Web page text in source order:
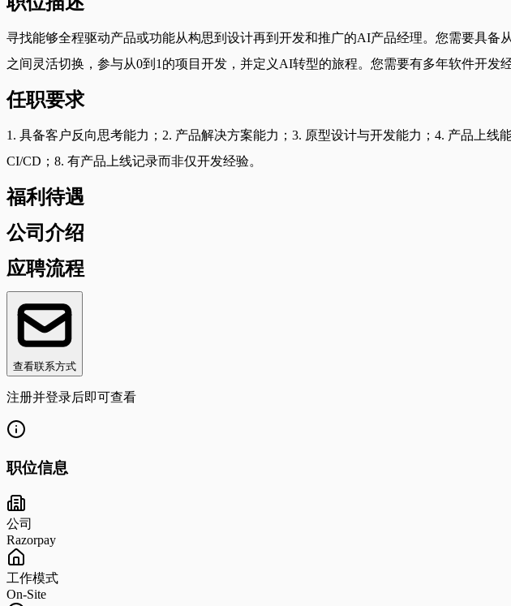
寻找能够全程驱动产品或功能从构思到设计再到开发和推广的AI产品经理。您需要具
之间灵活切换，参与从0到1的项目开发，并定义AI转型的旅程。您需要有多年软件开发
任职要求
1. 具备客户反向思考能力；2. 产品解决方案能力；3. 原型设计与开发能力；4. 产品上线
CI/CD；8. 有产品上线记录而非仅开发经验。
福利待遇
公司介绍
应聘流程
查看联系方式
注册并登录后即可查看
职位信息
公司
Razorpay
工作模式
On-Site